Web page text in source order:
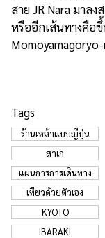
สาย JR Nara มาล
หรืออีกเส้นทางคือ
Tags
ร้านเหล้าแบบญี่ปุ่น
สาเก
แผนการการเดินทาง
เที่ยวด้วยตัวเอง
KYOTO
IBARAKI